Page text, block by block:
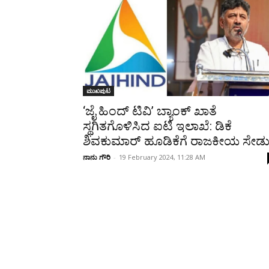
ಮುಖಪುಟ
‘ಜೈ ಹಿಂದ್ ಟಿವಿ’ ಬ್ಯಾಂಕ್‌ ಖಾತೆ
ಸ್ಥಗಿತಗೊಳಿಸಿದ ಐಟಿ ಇಲಾಖೆ: ಡಿಕೆ
ಶಿವಕುಮಾರ್ ಹೂಡಿಕೆಗೆ ರಾಜಕೀಯ
ನಾನು ಗೌರಿ - 19 February 2024, 11:28 AM